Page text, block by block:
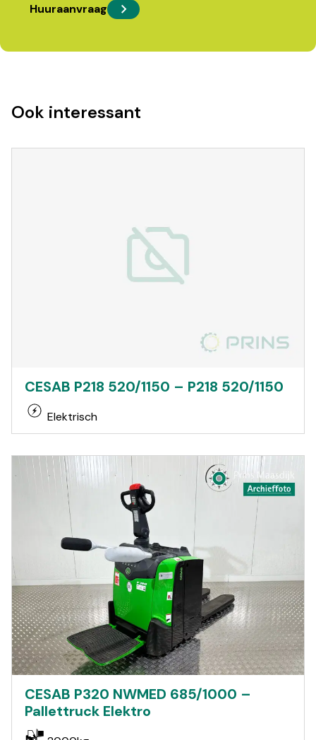
Huuraanvraag
Ook interessant
CESAB P218 520/1150 – P218 520/1150
Elektrisch
CESAB P320 NWMED 685/1000 –
Pallettruck Elektro